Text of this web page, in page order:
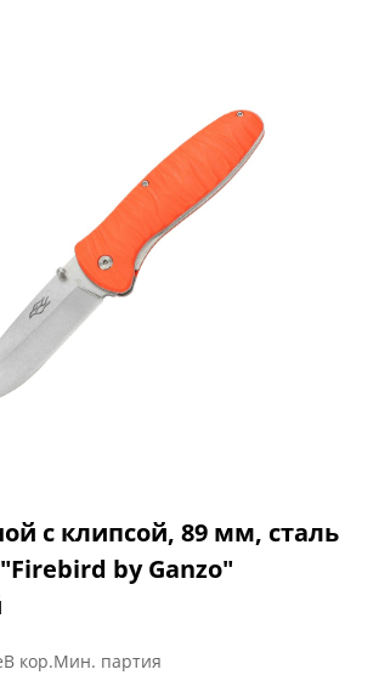
с клипсой, 89 мм, сталь
by Ganzo"
В кор.Мин. партия